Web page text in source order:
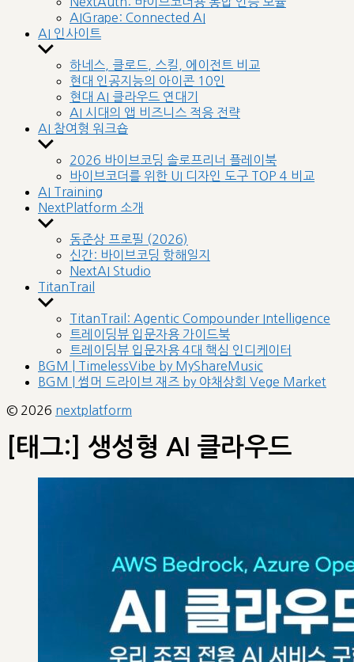
AIGrape: Connected AI
AI 인사이트
Show
sub
menu
하네스, 클로드, 스킬, 에이전트 비교
현대 인공지능의 아이콘 10인
현대 AI 클라우드 연대기
AI 시대의 앱 비즈니스 적응 전략
AI 참여형 워크숍
Show
sub
menu
2026 바이브코딩 솔로프리너 플레이북
바이브코더를 위한 UI 디자인 도구 TOP 4 비교
AI Training
NextPlatform 소개
Show
sub
menu
동준상 프로필 (2026)
신간: 바이브코딩 항해일지
NextAI Studio
TitanTrail
Show
sub
menu
TitanTrail: Agentic Compounder Intelligence
트레이딩뷰 입문자용 가이드북
트레이딩뷰 입문자용 4대 핵심 인디케이터
BGM | TimelessVibe by MyShareMusic
BGM | 썸머 드라이브 재즈 by 야채상회 Vege Market
© 2026 nextplatform
[태그:] 생성형 AI 클라우드